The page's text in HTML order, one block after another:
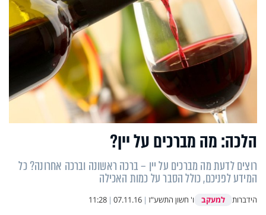
הלכה: מה מברכים על יין?
רוצים לדעת מה מברכים על יין – ברכה ראשונה וברכה אחרונה? כל
המידע לפניכם, כולל הסבר על כמות האכילה
הידברות למעקב ו' חשון התשע"ז |
07.11.16
|
11:28